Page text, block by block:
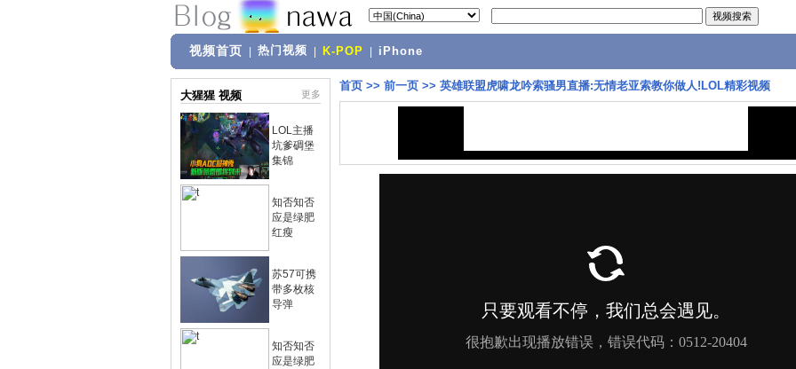
视频首页 热门视频 K-POP iPhone
大猩猩 视频 更多
LOL主播
坑爹碉堡
集锦
知否知否
应是绿肥
红瘦
苏57可携
带多枚核
导弹
知否知否
应是绿肥
首页 >> 前一页 >> 英雄联盟虎啸龙吟索骚男直播:无情老亚索教你做人!LOL精彩视频